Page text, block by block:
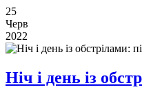
25
Черв
2022
Ніч і день із